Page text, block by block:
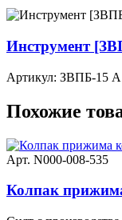
Инструмент
Артикул: ЗВПБ-15 А
Похожие
Арт. N000-008-535
Колпак